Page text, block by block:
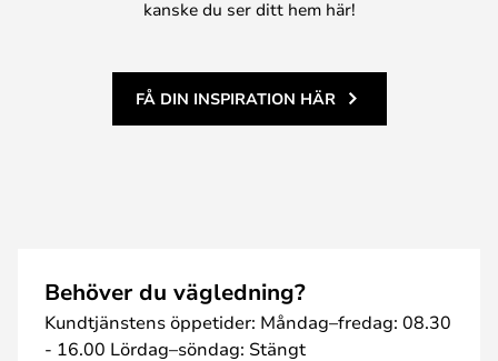
kanske du ser ditt hem här!
FÅ DIN INSPIRATION HÄR
Behöver du vägledning?
Kundtjänstens öppetider: Måndag–fredag: 08.30
- 16.00 Lördag–söndag: Stängt